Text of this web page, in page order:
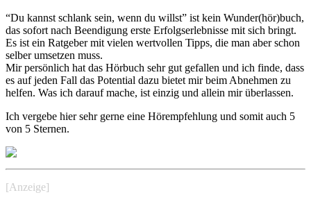
“Du kannst schlank sein, wenn du willst” ist kein Wunder(hör)buch,
das sofort nach Beendigung erste Erfolgserlebnisse mit sich bringt.
Es ist ein Ratgeber mit vielen wertvollen Tipps, die man aber schon
selber umsetzen muss.
Mir persönlich hat das Hörbuch sehr gut gefallen und ich finde, dass
es auf jeden Fall das Potential dazu bietet mir beim Abnehmen zu
helfen. Was ich darauf mache, ist einzig und allein mir überlassen.
Ich vergebe hier sehr gerne eine Hörempfehlung und somit auch 5
von 5 Sternen.
[Anzeige]